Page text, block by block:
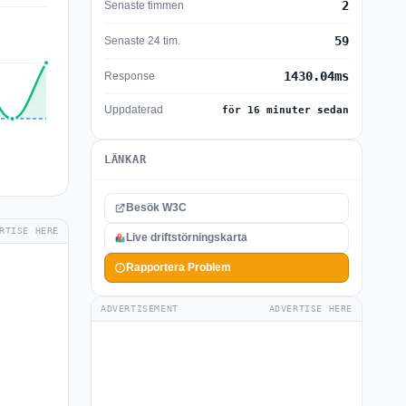
HERE
Senaste timmen 2
Senaste 24 tim. 59
Response 1430.04ms
Uppdaterad för 16 minuter sedan
LÄNKAR
Besök W3C
Live driftstörningskarta
Rapportera Problem
ADVERTISEMENT ADVERTISE HERE